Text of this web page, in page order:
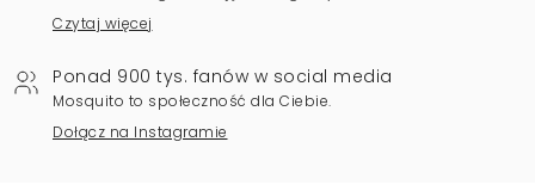
Czytaj więcej
Ponad 900 tys. fanów w social media
Mosquito to społeczność dla Ciebie.
Dołącz na Instagramie